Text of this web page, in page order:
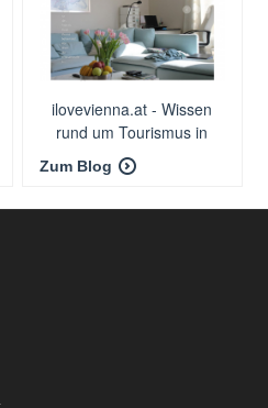
ilovevienna.at - Wissen
rund um Tourismus in
Wien
Zum Blog